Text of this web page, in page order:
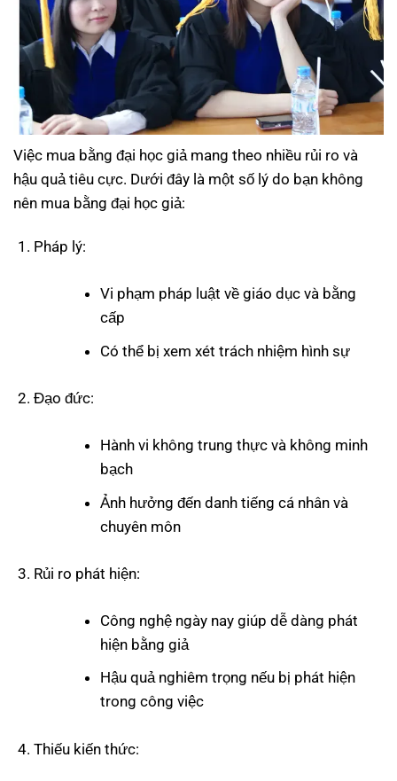
Việc mua bằng đại học giả mang theo nhiều rủi ro và
hậu quả tiêu cực. Dưới đây là một số lý do bạn không
nên mua bằng đại học giả:
Pháp lý:
Vi phạm pháp luật về giáo dục và bằng
cấp
Có thể bị xem xét trách nhiệm hình sự
Đạo đức:
Hành vi không trung thực và không minh
bạch
Ảnh hưởng đến danh tiếng cá nhân và
chuyên môn
Rủi ro phát hiện:
Công nghệ ngày nay giúp dễ dàng phát
hiện bằng giả
Hậu quả nghiêm trọng nếu bị phát hiện
trong công việc
Thiếu kiến thức: